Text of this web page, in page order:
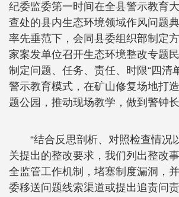
纪委监委第一时间在全县警示教育
查处的县内生态环境领域作风问题
率先垂范下，会同县委组织部制定
家案发单位召开生态环境整改专题
制定问题、任务、责任、时限“四清
警示教育模式，在矿山修复场地打
题公园，推动现场教学，做到警钟长
“结合反思剖析、对照检查情况
关提出的整改要求，我们列出整改
全监管工作机制，堵塞制度漏洞，
委移送问题线索渠道或提出追责问